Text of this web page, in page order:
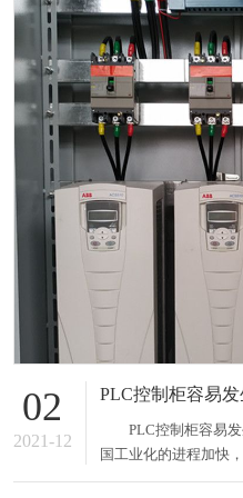
02
2021-12
PLC控制柜容易
PLC控制柜容易
国工业化的进程加快
中得到了广泛的应用